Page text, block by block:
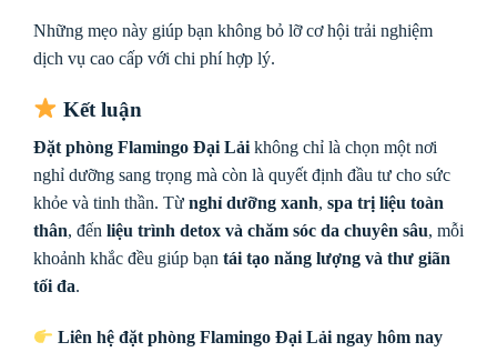
Những mẹo này giúp bạn không bỏ lỡ cơ hội trải nghiệm
dịch vụ cao cấp với chi phí hợp lý.
Kết luận
Đặt phòng Flamingo Đại Lải không chỉ là chọn một nơi
nghỉ dưỡng sang trọng mà còn là quyết định đầu tư cho sức
khỏe và tinh thần. Từ nghỉ dưỡng xanh, spa trị liệu toàn
thân, đến liệu trình detox và chăm sóc da chuyên sâu, mỗi
khoảnh khắc đều giúp bạn tái tạo năng lượng và thư giãn
tối đa.
Liên hệ đặt phòng Flamingo Đại Lải ngay hôm nay